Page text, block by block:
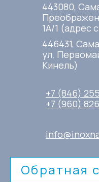
443080,
1А/1 (адрес
446431,
ул.
Кинель)
+7 (846)
+7 (960)
Обратная